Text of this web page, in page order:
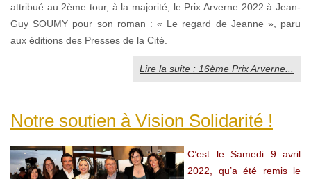
attribué au 2ème tour, à la majorité, le Prix Arverne 2022 à Jean-
Guy SOUMY pour son roman : « Le regard de Jeanne », paru
aux éditions des Presses de la Cité.
Lire la suite : 16ème Prix Arverne...
Notre soutien à Vision Solidarité !
C’est le Samedi 9 avril
2022, qu’a été remis le